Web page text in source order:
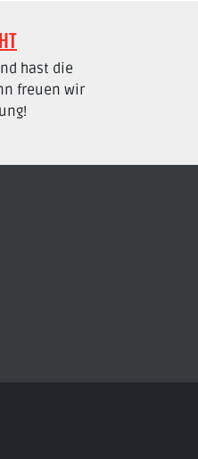
hast die
freuen wir